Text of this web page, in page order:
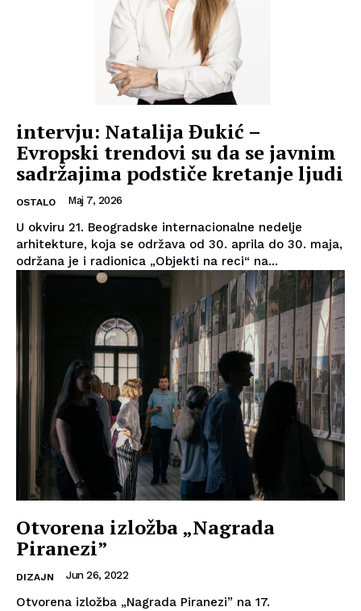
intervju: Natalija Đukić –
Evropski trendovi su da se javnim
sadržajima podstiče kretanje ljudi
OSTALO Maj 7, 2026
U okviru 21. Beogradske internacionalne nedelje
arhitekture, koja se održava od 30. aprila do 30. maja,
održana je i radionica „Objekti na reci“ na...
Otvorena izložba „Nagrada
Piranezi”
DIZAJN Jun 26, 2022
Otvorena izložba „Nagrada Piranezi” na 17.